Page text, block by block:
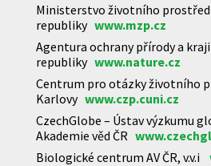
Ministerstvo životního
republiky www.mzp.cz
Agentura ochrany přírody a
republiky www.nature.cz
Centrum pro otázky životního
Karlovy www.czp.cuni.cz
CzechGlobe – Ústav výzkumu
Akademie věd ČR
Biologické centrum AV ČR, v.v.i